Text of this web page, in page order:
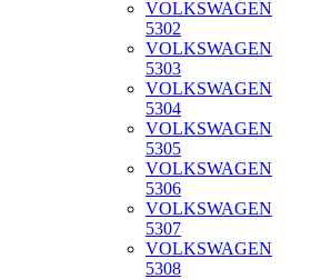
VOLKSWAGEN
5302
VOLKSWAGEN
5303
VOLKSWAGEN
5304
VOLKSWAGEN
5305
VOLKSWAGEN
5306
VOLKSWAGEN
5307
VOLKSWAGEN
5308